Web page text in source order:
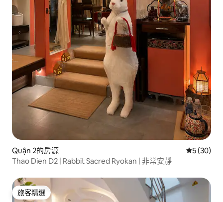
Quận 2的房源 從 30 則評
5 (30)
Thao Dien D2 | Rabbit Sacred Ryokan | 非常安靜
旅客精選
旅客精選